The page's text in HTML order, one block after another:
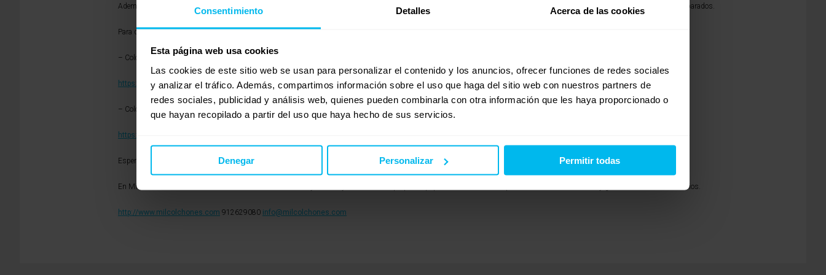
Consentimiento Detalles Acerca de las cookies
Esta página web usa cookies
Las cookies de este sitio web se usan para personalizar el contenido y los anuncios, ofrecer funciones de redes sociales
y analizar el tráfico. Además, compartimos información sobre el uso que haga del sitio web con nuestros partners de
redes sociales, publicidad y análisis web, quienes pueden combinarla con otra información que les haya proporcionado o
que hayan recopilado a partir del uso que haya hecho de sus servicios.
Denegar Personalizar Permitir todas
Además lo que podríamos hacer a pesar de que sean colchones individuales es colocarles una funda pantalón o en H, de forma que estén un poco más unidos y no totalmente separados.
Para que vayais viendo algunaas opciones posibles para vosotros os dejamos dos colchones que creemos que pueden ajustarse a vuestros gustos:
– Colchón DUO Relax ( paara Estela):
https://www.milcolchones.com/colchones-viscoelasticos-alta-gama/451-colchon-latex-natural-y-viscoelastica-duo.html
– Colchón Ecomemory ( para Manuel):
https://www.milcolchones.com/colchones-viscoelasticos-alta-gama/211-colchon-viscoelastico-firme-ecomemory.html
Esperamos haberle ayudado. Si tiene cualquier consulta no dude en hacérnosla llegar. Estaremos encantados de atenderle.
En Milcolchones.com llevamos más de 30 años fabricando y distribuyendo nuestros propios equipos de descanso siempre acorde a las necesidades y gustos de nuestros usuarios.
http://www.milcolchones.com 912629080 info@milcolchones.com